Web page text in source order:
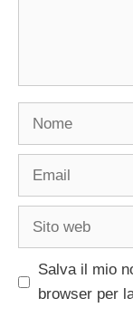
Nome
Email
Sito
Salva il mio
browser per